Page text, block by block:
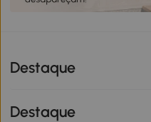
Destaque
Destaque